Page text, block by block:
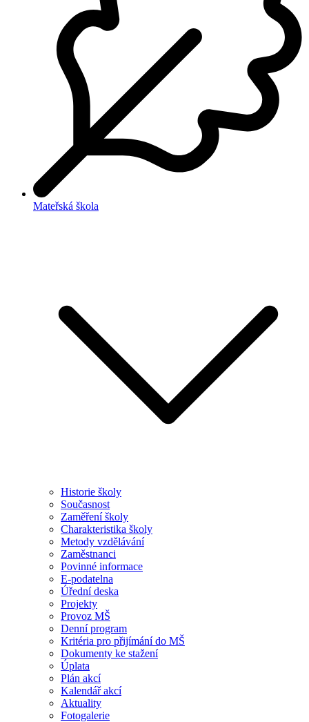
Mateřská škola
Historie školy
Současnost
Zaměření školy
Charakteristika školy
Metody vzdělávání
Zaměstnanci
Povinné informace
E-podatelna
Úřední deska
Projekty
Provoz MŠ
Denní program
Kritéria pro přijímání do MŠ
Dokumenty ke stažení
Úplata
Plán akcí
Kalendář akcí
Aktuality
Fotogalerie